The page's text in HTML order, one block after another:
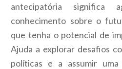
antecipatória
conhecimento sobre o
que tenha o potencial de
Ajuda a explorar desafios
políticas e a assumir